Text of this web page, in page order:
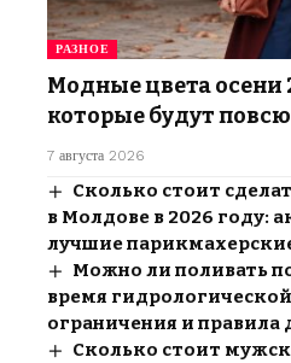
РАЗНОЕ
Модные цвета осени
которые будут
7 августа 2026
Сколько стоит
в Молдове в 2026 году:
лучшие
Можно ли поливать
время
ограничения и правила
Сколько стоит